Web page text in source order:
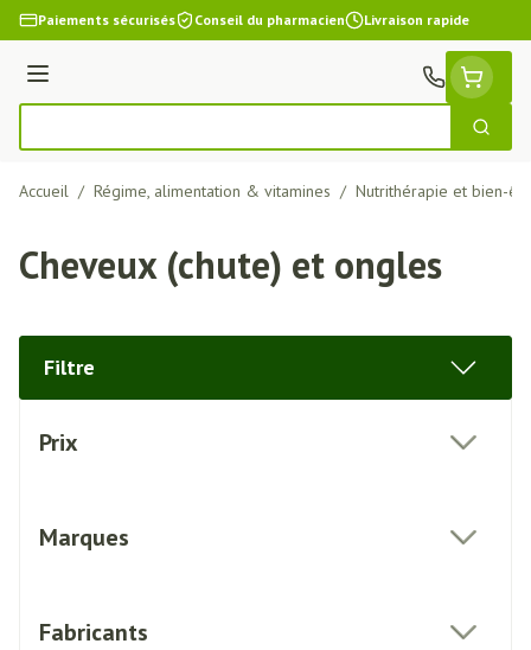
Aller au contenu
Paiements sécurisés Conseil du pharmacien Livraison rapide
Menu
Accueil / Régime, alimentation & vitamines / Nutrithérapie et bien-
Cheveux (chute) et ongles
Filtre
Prix
Marques
Fabricants